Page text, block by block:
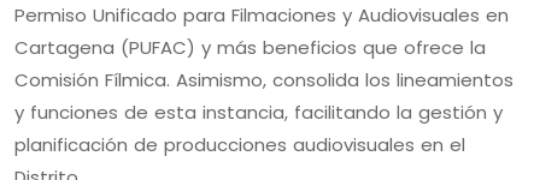
Permiso Unificado para Filmaciones y Audiovisuales en
Cartagena (PUFAC) y más beneficios que ofrece la
Comisión Fílmica. Asimismo, consolida los lineamientos
y funciones de esta instancia, facilitando la gestión y
planificación de producciones audiovisuales en el